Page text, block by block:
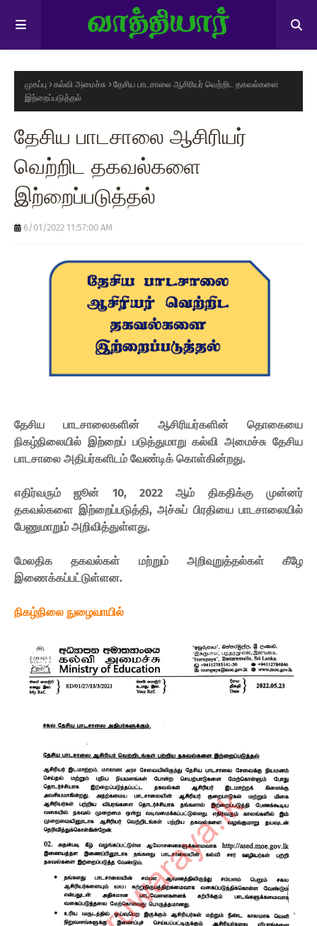
முகப்பு கல்வி அமைச்சு
தேசிய பாடசாலை ஆசிரியர் வெற்றிட தகவல்களை
இற்றைப்படுத்தல்
தேசிய பாடசாலை ஆசிரியர்
வெற்றிட தகவல்களை
இற்றைப்படுத்தல்
6/01/2022 11:57:00 AM
தேசிய பாடசாலைகளின் ஆசிரியர்களின் தொகையை
நிகழ்நிலையில் இற்றைப் படுத்துமாறு கல்வி அமைச்சு தேசிய
பாடசாலை அதிபர்களிடம் வேண்டிக் கொள்கின்றது.
எதிர்வரும் ஜூன் 10, 2022 ஆம் திகதிக்கு முன்னர்
தகவல்களை இற்றைப்படுத்தி, அச்சுப் பிரதியை பாடசாலையில்
பேணுமாறும் அறிவித்துள்ளது.
மேலதிக தகவல்கள் மற்றும் அறிவுறுத்தல்கள் கீழே
இணைக்கப்பட்டுள்ளன.
நிகழ்நிலை நுழைவாயில்